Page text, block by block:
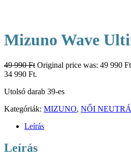
Mizuno Wave
49 990Ft Original price was: 49 990
34 990 Ft.
Utolsó darab 39-es
Kategóriák: MIZUNO, NŐI
Leírás
Leírás